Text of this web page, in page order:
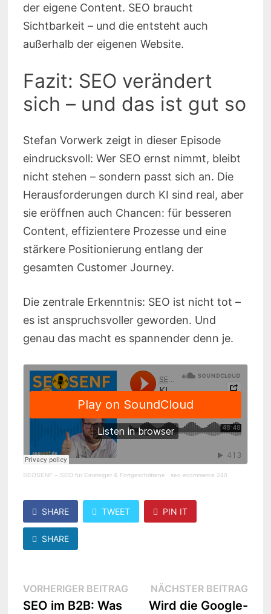
der eigene Content. SEO braucht
Sichtbarkeit – und die entsteht auch
außerhalb der eigenen Website.
Fazit: SEO verändert
sich – und das ist gut so
Stefan Vorwerk zeigt in dieser Episode
eindrucksvoll: Wer SEO ernst nimmt, bleibt
nicht stehen – sondern passt sich an. Die
Herausforderungen durch KI sind real, aber
sie eröffnen auch Chancen: für besseren
Content, effizientere Prozesse und eine
stärkere Positionierung entlang der
gesamten Customer Journey.
Die zentrale Erkenntnis: SEO ist nicht tot –
es ist anspruchsvoller geworden. Und
genau das macht es spannender denn je.
SEOSENF – SEO für Einsteiger & Fortgeschrittene · seo ecommerce 240
SHARE TWEET PIN IT
SHARE
Beitragsnavigation
VORHERIGER BEITRAGVorheriger
Beitrag:
SEO im B2B: Was
NÄCHSTER BEITRAG
Wird die Google-